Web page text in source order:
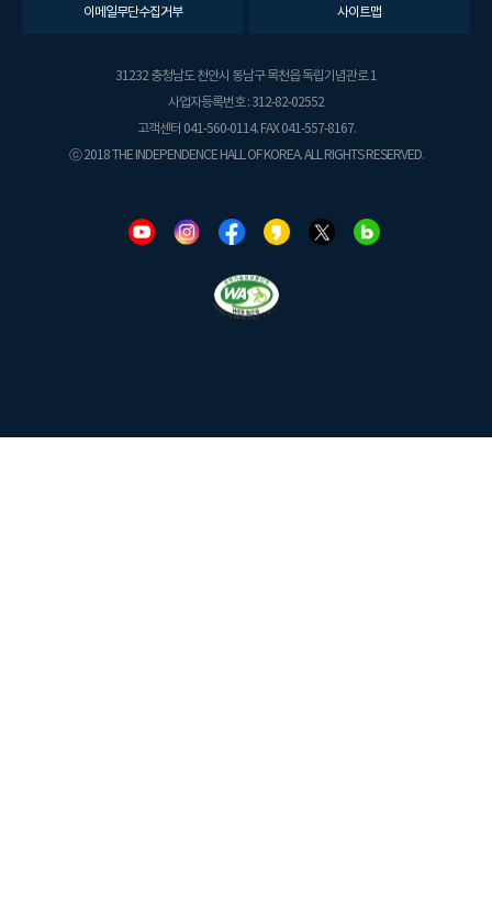
이메일무단수집거부 사이트맵
31232 충청남도 천안시 동남구 목천읍 독립기념관로 1
사업자등록번호 : 312-82-02552
고객센터 041-560-0114. FAX 041-557-8167.
ⓒ 2018 THE INDEPENDENCE HALL OF KOREA. ALL RIGHTS RESERVED.